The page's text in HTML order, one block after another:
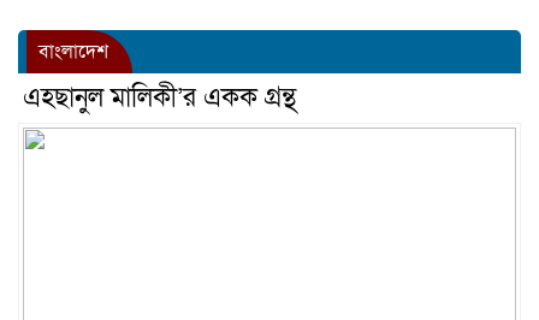
বাংলাদেশ
এহছানুল মালিকী’র একক গ্রন্থ